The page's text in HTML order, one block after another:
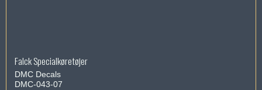
Falck Specialkøretøjer
DMC Decals
DMC-043-07